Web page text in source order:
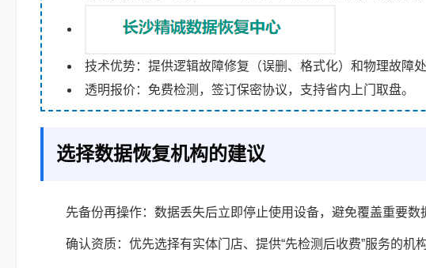
技术优势：提供逻辑故障修复（误删、格式化）和物理故障
透明报价：免费检测，签订保密协议，支持省内上门取盘。
选择数据恢复机构的建议
先备份再操作：数据丢失后立即停止使用设备，避免覆盖重要数
确认资质：优先选择有实体门店、提供“先检测后收费”服务的机构